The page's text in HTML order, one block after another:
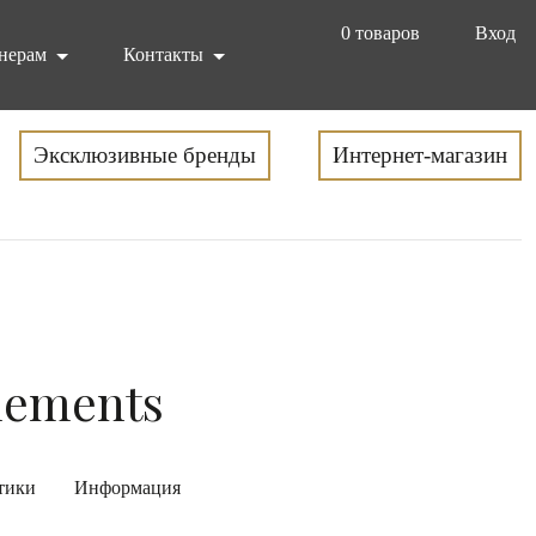
0 товаров
Вход
Контакты
Эксклюзивные бренды Интернет-магазин
Информация